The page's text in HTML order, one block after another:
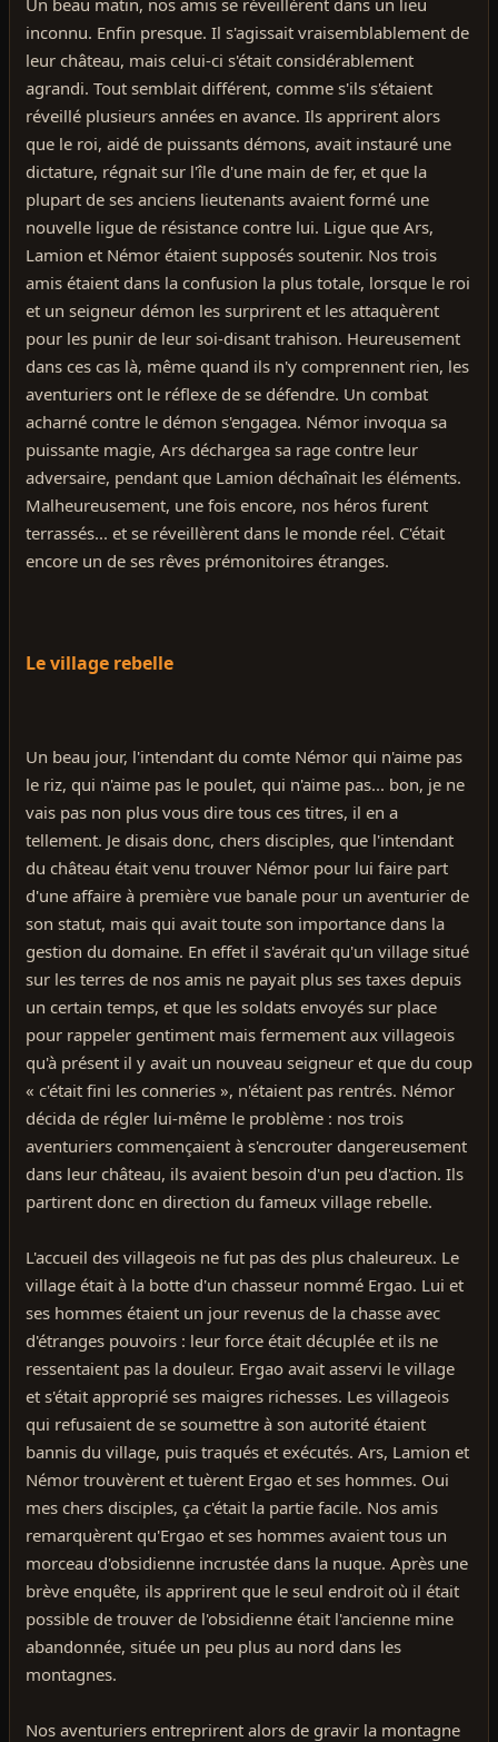
inconnu. Enfin presque. Il s'agissait vraisemblablement de
leur château, mais celui-ci s'était considérablement
agrandi. Tout semblait différent, comme s'ils s'étaient
réveillé plusieurs années en avance. Ils apprirent alors
que le roi, aidé de puissants démons, avait instauré une
dictature, régnait sur l'île d'une main de fer, et que la
plupart de ses anciens lieutenants avaient formé une
nouvelle ligue de résistance contre lui. Ligue que Ars,
Lamion et Némor étaient supposés soutenir. Nos trois
amis étaient dans la confusion la plus totale, lorsque le roi
et un seigneur démon les surprirent et les attaquèrent
pour les punir de leur soi-disant trahison. Heureusement
dans ces cas là, même quand ils n'y comprennent rien, les
aventuriers ont le réflexe de se défendre. Un combat
acharné contre le démon s'engagea. Némor invoqua sa
puissante magie, Ars déchargea sa rage contre leur
adversaire, pendant que Lamion déchaînait les éléments.
Malheureusement, une fois encore, nos héros furent
terrassés... et se réveillèrent dans le monde réel. C'était
encore un de ses rêves prémonitoires étranges.
Le village rebelle
Un beau jour, l'intendant du comte Némor qui n'aime pas
le riz, qui n'aime pas le poulet, qui n'aime pas... bon, je ne
vais pas non plus vous dire tous ces titres, il en a
tellement. Je disais donc, chers disciples, que l'intendant
du château était venu trouver Némor pour lui faire part
d'une affaire à première vue banale pour un aventurier de
son statut, mais qui avait toute son importance dans la
gestion du domaine. En effet il s'avérait qu'un village situé
sur les terres de nos amis ne payait plus ses taxes depuis
un certain temps, et que les soldats envoyés sur place
pour rappeler gentiment mais fermement aux villageois
qu'à présent il y avait un nouveau seigneur et que du coup
« c'était fini les conneries », n'étaient pas rentrés. Némor
décida de régler lui-même le problème : nos trois
aventuriers commençaient à s'encrouter dangereusement
dans leur château, ils avaient besoin d'un peu d'action. Ils
partirent donc en direction du fameux village rebelle.
L'accueil des villageois ne fut pas des plus chaleureux. Le
village était à la botte d'un chasseur nommé Ergao. Lui et
ses hommes étaient un jour revenus de la chasse avec
d'étranges pouvoirs : leur force était décuplée et ils ne
ressentaient pas la douleur. Ergao avait asservi le village
et s'était approprié ses maigres richesses. Les villageois
qui refusaient de se soumettre à son autorité étaient
bannis du village, puis traqués et exécutés. Ars, Lamion et
Némor trouvèrent et tuèrent Ergao et ses hommes. Oui
mes chers disciples, ça c'était la partie facile. Nos amis
remarquèrent qu'Ergao et ses hommes avaient tous un
morceau d'obsidienne incrustée dans la nuque. Après une
brève enquête, ils apprirent que le seul endroit où il était
possible de trouver de l'obsidienne était l'ancienne mine
abandonnée, située un peu plus au nord dans les
montagnes.
Nos aventuriers entreprirent alors de gravir la montagne